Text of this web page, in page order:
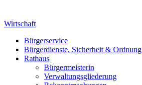
Wirtschaft
Bürgerservice
Bürgerdienste, Sicherheit & Ordnung
Rathaus
Bürgermeisterin
Verwaltungsgliederung